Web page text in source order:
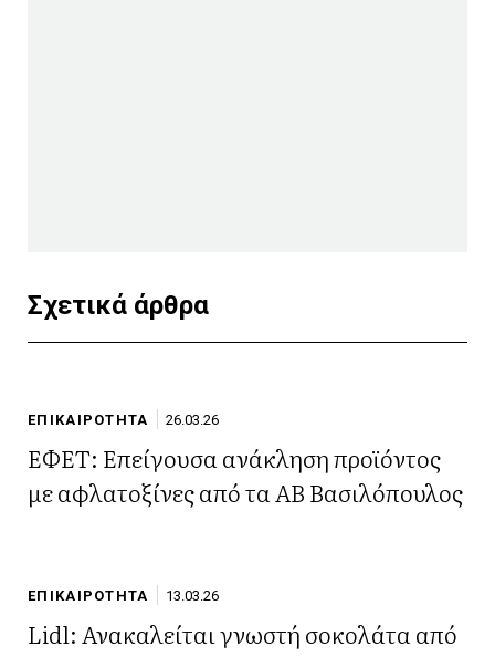
Σχετικά άρθρα
ΕΠΙΚΑΙΡΟΤΗΤΑ 26.03.26
ΕΦΕΤ: Επείγουσα ανάκληση προϊόντος
με αφλατοξίνες από τα ΑΒ Βασιλόπουλος
ΕΠΙΚΑΙΡΟΤΗΤΑ 13.03.26
Lidl: Ανακαλείται γνωστή σοκολάτα από